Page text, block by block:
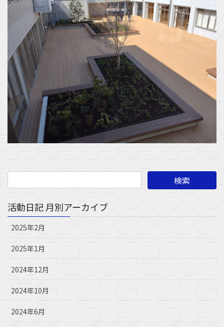
活動日記 月別アーカイブ
2025年2月
2025年1月
2024年12月
2024年10月
2024年6月